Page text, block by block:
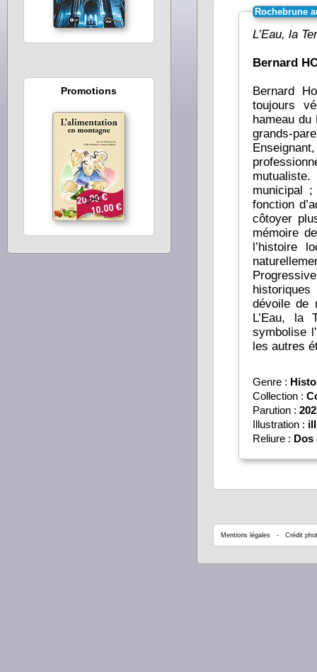
Rochebrune
L’Eau, la
Bernard
Bernard
toujours
hameau
grands-
professionnelle a également été marquée par
municipal
fonction
côtoyer
mémoire
l’histoire
dévoile de
L’Eau, la
symbolise
les autres
Genre :
Collection :
Parution :
Illustration :
Reliure : Dos
Mentions légales - Crédit
Promotions